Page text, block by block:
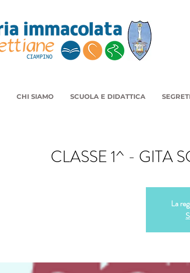
CHI SIAMO SCUOLA E DIDATTICA
CLASSE 1^ - GITA
La